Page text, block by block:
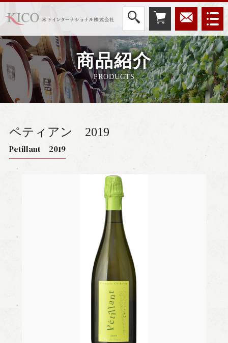
商品紹介
PRODUCTS
ペティアン 2019
Petillant 2019